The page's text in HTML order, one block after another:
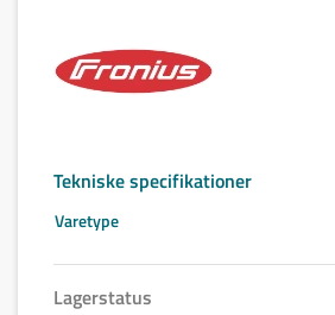
Tekniske specifikationer
Varetype
Lagerstatus